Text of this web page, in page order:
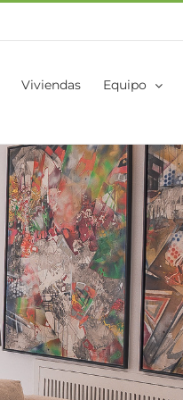
Viviendas Equipo